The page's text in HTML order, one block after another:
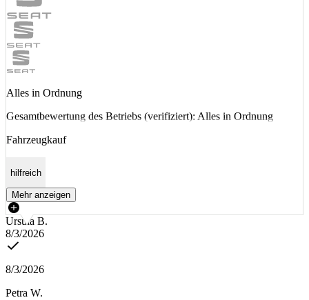
Alles in Ordnung
Gesamtbewertung des Betriebs (verifiziert): Alles in Ordnung
Fahrzeugkauf
hilfreich
Mehr anzeigen
Ursula B.
8/3/2026
8/3/2026
Petra W.